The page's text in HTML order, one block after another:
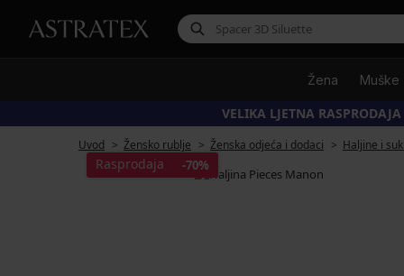
Žena Muške
VELIKA LJETNA
Uvod Žensko rublje Ženska odjeća i dodaci Haljine i
Rasprodaja -70%